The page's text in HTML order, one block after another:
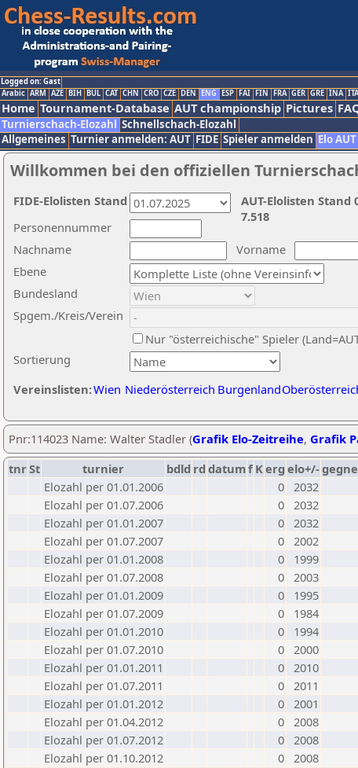
Logged on: Gast
Arabic ARM AZE BIH BUL CAT CHN CRO CZE DEN ENG ESP FAI FIN FRA GER GRE INA ITA
Home Tournament-Database AUT championship Pictures
Turnierschach-Elozahl Schnellschach-Elozahl
Allgemeines Turnier anmelden: AUT FIDE Spieler anmelden Elo AUT
Willkommen bei den offiziellen
Nachname
Vorname
Ebene
Sortierung
Personennummer
Bundesland
Spgem./Kreis/Verein
Nur "österreichische" Spieler
Vereinslisten:Wien Niederösterreich Burgenland
AUT-Elolisten Stand
7.518
FIDE-Elolisten Stand
Pnr:114023 Name: Walter Stadler (Grafik Elo-Zeitreihe, Grafik
tnrSt turnier bdld rd datumf Kerg elo+/-
Elozahl per 01.01.2006
0 2032
Elozahl per 01.07.2006
0 2032
Elozahl per 01.01.2007
0 2032
Elozahl per 01.07.2007
0 2002
Elozahl per 01.01.2008
0
1999
Elozahl per 01.07.2008
0 2003
Elozahl per 01.01.2009
0
1995
Elozahl per 01.07.2009
0
1984
Elozahl per 01.01.2010
0
1994
Elozahl per 01.07.2010
0 2000
Elozahl per 01.01.2011
0 2010
Elozahl per 01.07.2011
0 2011
Elozahl per 01.01.2012
0 2001
Elozahl per 01.04.2012
0 2008
Elozahl per 01.07.2012
0 2008
Elozahl per 01.10.2012
0 2008